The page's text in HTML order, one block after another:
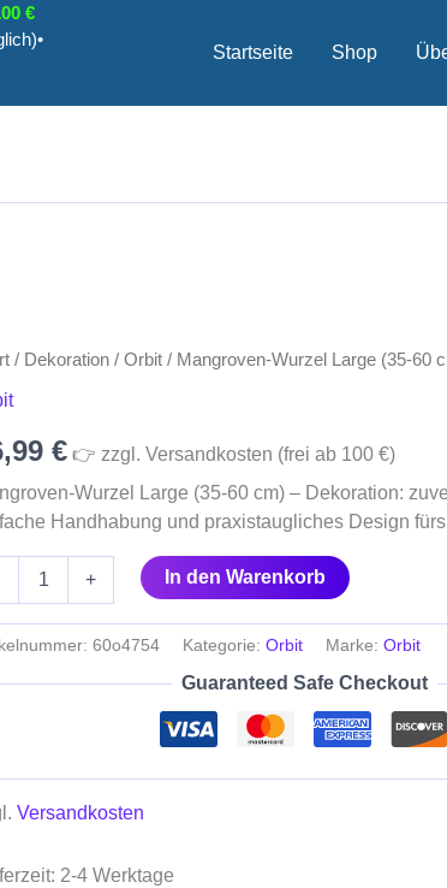
€
Startseite Shop
/ Dekoration / Orbit / Mangroven-Wurzel Large (35-60
€ 👉 zzgl. Versandkosten (frei ab 100 €)
Wurzel Large (35-60 cm) – Dekoration:
Handhabung und praxistaugliches Design
+ In den Warenkorb
60o4754 Kategorie: Orbit Marke: Orbit
Guaranteed Safe Checkout
Versandkosten
2-4 Werktage
cm)